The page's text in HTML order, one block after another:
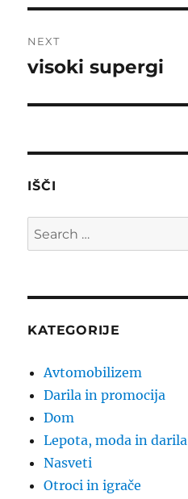
NEXT
Next
visoki supergi
IŠČI
Search
for:
KATEGORIJE
Avtomobilizem
Darila in promocija
Dom
Lepota, moda in darila
Nasveti
Otroci in igrače